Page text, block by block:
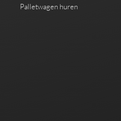
Palletwagen huren